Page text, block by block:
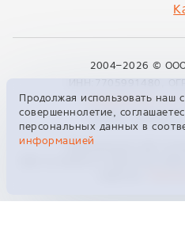
Продолжая использовать наш
совершеннолетие,
персональных данных в
информацией
2004–2026 ©
info@fabrikon.ru
129329, Москва,
Официальный сайт
Сайт не является публичной